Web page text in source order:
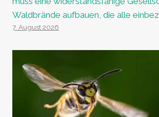
Waldbrände aufbauen, die alle
7. August 2026